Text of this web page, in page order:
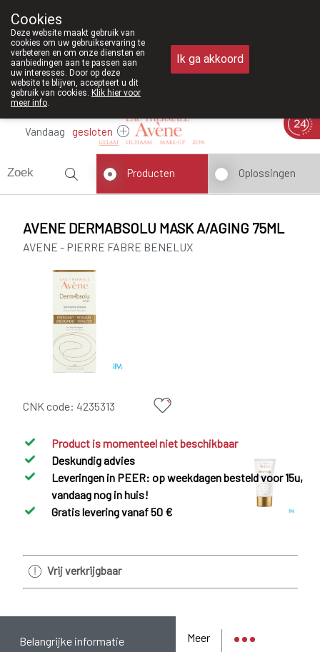
011/610300
Vandaag gesloten
Producten Oplossingen
AVENE DERMABSOLU MASK A/AGING 75ML
AVENE - PIERRE FABRE BENELUX
CNK code: 4235313
Product is momenteel niet beschikbaar
Deskundig advies
Leveringen in PEER: op weekdagen besteld voor 15u,
vandaag nog in huis!
Gratis levering vanaf 50 €
Vrij verkrijgbaar
Meer
Belangrijke informatie
Cookies
Deze website maakt gebruik van
cookies om uw gebruikservaring te
verbeteren en om onze diensten en
aanbiedingen aan te passen aan
uw interesses. Door op deze
website te blijven, accepteert u dit
gebruik van cookies. Klik hier voor
meer info.
Ik ga akkoord